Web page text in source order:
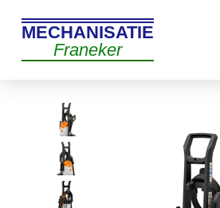
MECHANISATIE
Franeker